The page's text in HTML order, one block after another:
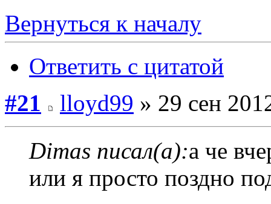
Вернуться к началу
Ответить с цитатой
#21
lloyd99 » 29 сен
Dimas писал(а):а че
или я просто поздно